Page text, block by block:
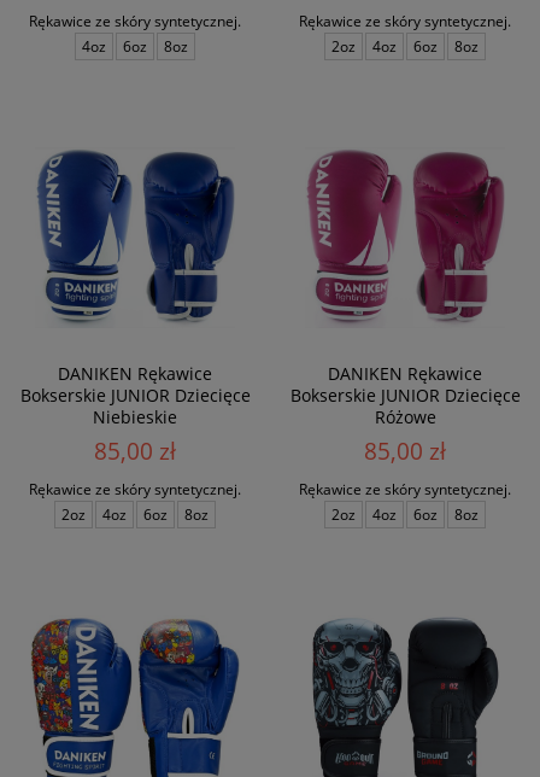
Rękawice ze skóry syntetycznej.
4oz
6oz 8oz
Rękawice ze skóry syntetycznej.
2oz
4oz 6oz 8oz
DANIKEN Rękawice
Bokserskie JUNIOR Dziecięce
Niebieskie
85,00 zł
Rękawice ze skóry syntetycznej.
2oz
4oz 6oz 8oz
DANIKEN Rękawice
Bokserskie JUNIOR Dziecięce
Różowe
85,00 zł
Rękawice ze skóry syntetycznej.
2oz
4oz 6oz 8oz